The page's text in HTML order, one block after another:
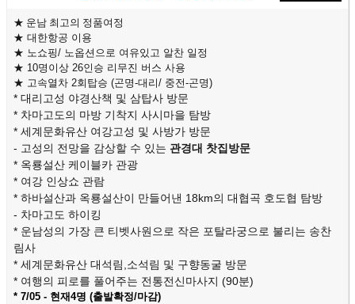
★ 운남 최고의 정품여정
★ 대한항공 이용
★ 노쇼핑/ 노옵션으로 여유있고 알찬 일정
★ 10명이상 26인승 리무진 버스 사용
★ 고속열차 2회탑승 (곤명-대리/ 중전-곤명)
* 대리고성 야경산책 및 삼탑사 방문
* 차마고도의 마방 기착지 사시마을 탐방
* 세계문화유산 여강고성 및 사방가 방문
- 고성의 전망을 감상할 수 있는 관경대 찻집방문
* 옥룡설산 케이블카 관광
* 여강 인상쇼 관람
* 하바설산과 옥룡설산이 만들어낸 18km의 대협곡 호도협 탐방
- 차마고도 하이킹
* 운남성의 가장 큰 티벳사원으로 작은 포탈라궁으로 불리는 송찬
림사
* 세계문화유산 대석림,소석림 및 구향동굴 방문
* 여행의 피로를 풀어주는 전통전신마사지 (90분)
* 7/05 - 현재4명 (출발확정/마감)